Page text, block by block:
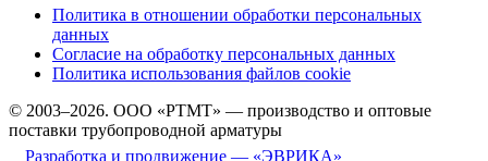
Политика в отношении обработки персональных
данных
Согласие на обработку персональных данных
Политика использования файлов cookie
© 2003–2026. ООО «РТМТ» — производство и оптовые
поставки трубопроводной арматуры
Разработка и продвижение — «ЭВРИКА»